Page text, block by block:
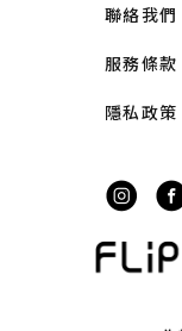
聯絡我們
服務條款
隱私政策